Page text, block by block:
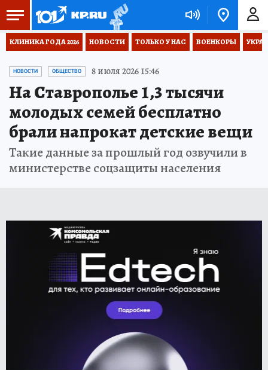
КЛИНИКА ГОДА 2026 НОВОСТИ ТОЛЬКО У НАС ВОЕНКОРЫ
НОВОСТИ ОБЩЕСТВО 8 июля 2026 15:46
На Ставрополье 1,3 тысячи
молодых семей бесплатно
брали напрокат детские вещи
Такие данные за прошлый год озвучили в
министерстве соцзащиты населения